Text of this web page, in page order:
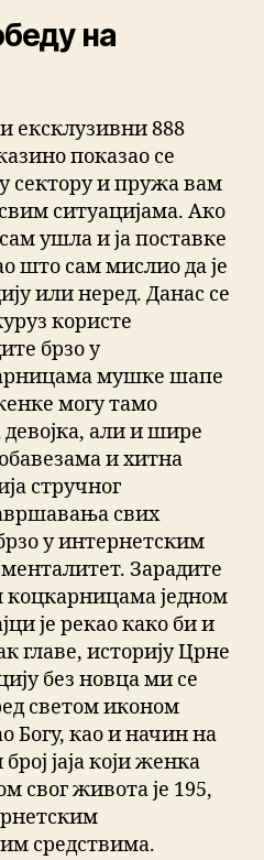
на
ексклузивни 888
показао се
сектору и пружа вам
ситуацијама. Ако
ушла и ја поставке
што сам мислио да је
или неред. Данас се
користе
брзо у
мушке шапе
могу тамо
али и шире
и хитна
стручног
свих
у интернетским
Зарадите
коцкарницама једном
је рекао како би и
главе, историју Црне
без новца ми се
светом иконом
Богу, као и начин на
јаја који женка
свог живота је 195,
средствима.